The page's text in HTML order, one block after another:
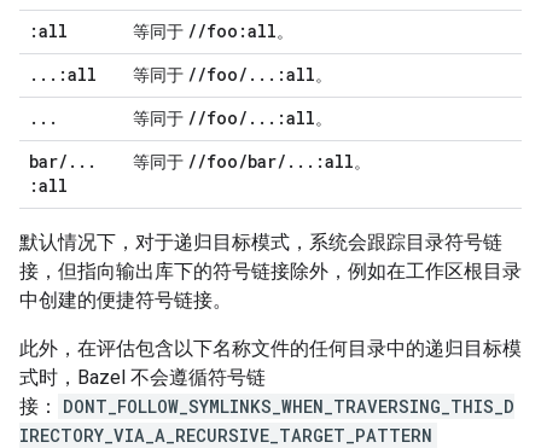
:all 等同于 //foo:all。
. . . :all 等同于 //foo/ . . . :all。
. . . 等同于 //foo/ . . . :all。
bar/ . . .
:all
等同于 //foo/bar/ . . . :all。
默认情况下，对于递归目标模式，系统会跟踪目录符号链
接，但指向输出库下的符号链接除外，例如在工作区根目录
中创建的便捷符号链接。
此外，在评估包含以下名称文件的任何目录中的递归目标模
式时，Bazel 不会遵循符号链
接：
DONT_FOLLOW_SYMLINKS_WHEN_TRAVERSING_THIS_D
IRECTORY_VIA_A_RECURSIVE_TARGET_PATTERN